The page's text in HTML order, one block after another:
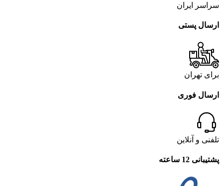
سراسر ایران
ارسال پستی
برای تهران
ارسال فوری
تلفنی و آنلاین
پشتیبانی 12 ساعته